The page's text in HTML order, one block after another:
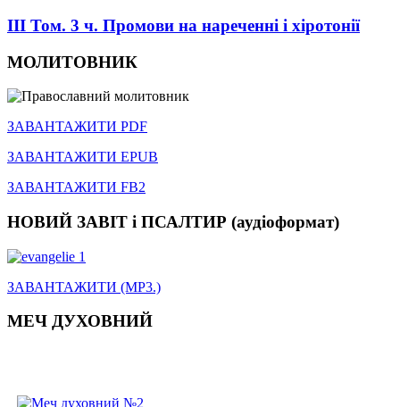
III Том. 3 ч. Промови на нареченні і хіротонії
МОЛИТОВНИК
ЗАВАНТАЖИТИ PDF
ЗАВАНТАЖИТИ EPUB
ЗАВАНТАЖИТИ FB2
НОВИЙ ЗАВІТ і ПСАЛТИР (аудіоформат)
ЗАВАНТАЖИТИ (MP3.)
МЕЧ ДУХОВНИЙ